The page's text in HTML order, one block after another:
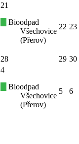
21
Bioodpad
Všechovice
(Přerov)
22 23
28 29 30
4
Bioodpad
Všechovice
(Přerov)
5 6